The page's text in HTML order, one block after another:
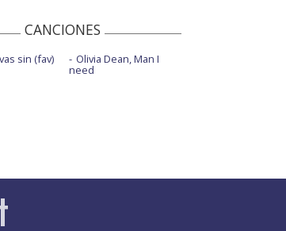
CANCIONES
sin (fav) Olivia Dean, Man I
need